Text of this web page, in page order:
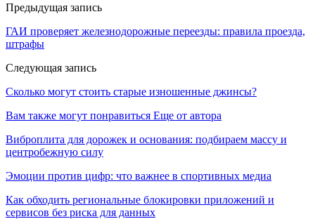
Предыдущая запись
ГАИ проверяет железнодорожные переезды: правила проезда,
штрафы
Следующая запись
Сколько могут стоить старые изношенные джинсы?
Вам также могут понравиться Еще от автора
Виброплита для дорожек и основания: подбираем массу и
центробежную силу
Эмоции против цифр: что важнее в спортивных медиа
Как обходить региональные блокировки приложений и
сервисов без риска для данных